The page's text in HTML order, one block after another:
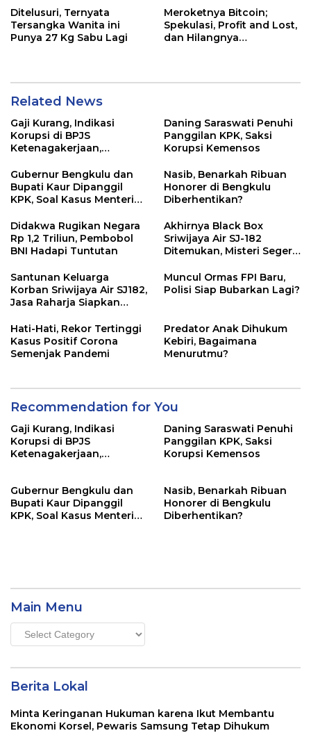
Ditelusuri, Ternyata
Tersangka Wanita ini
Punya 27 Kg Sabu Lagi
Meroketnya Bitcoin;
Spekulasi, Profit and Lost,
dan Hilangnya
Related News
Gaji Kurang, Indikasi
Korupsi di BPJS
Ketenagakerjaan,
Dokumen
Daning Saraswati Penuhi
Panggilan KPK, Saksi
Korupsi Kemensos
Gubernur Bengkulu dan
Bupati Kaur Dipanggil
KPK, Soal Kasus Menteri
Nasib, Benarkah Ribuan
Honorer di Bengkulu
Diberhentikan?
Didakwa Rugikan Negara
Rp 1,2 Triliun, Pembobol
BNI Hadapi Tuntutan
Akhirnya Black Box
Sriwijaya Air SJ-182
Ditemukan, Misteri Segera
Santunan Keluarga
Korban Sriwijaya Air SJ182,
Jasa Raharja Siapkan
Muncul Ormas FPI Baru,
Polisi Siap Bubarkan Lagi?
Hati-Hati, Rekor Tertinggi
Kasus Positif Corona
Semenjak Pandemi
Predator Anak Dihukum
Kebiri, Bagaimana
Menurutmu?
Recommendation for You
Gaji Kurang, Indikasi
Korupsi di BPJS
Ketenagakerjaan,
Daning Saraswati Penuhi
Panggilan KPK, Saksi
Korupsi Kemensos
Gubernur Bengkulu dan
Bupati Kaur Dipanggil
KPK, Soal Kasus Menteri
Nasib, Benarkah Ribuan
Honorer di Bengkulu
Diberhentikan?
Main Menu
Main
Menu
Berita Lokal
Minta Keringanan Hukuman karena Ikut Membantu
Ekonomi Korsel, Pewaris Samsung Tetap Dihukum